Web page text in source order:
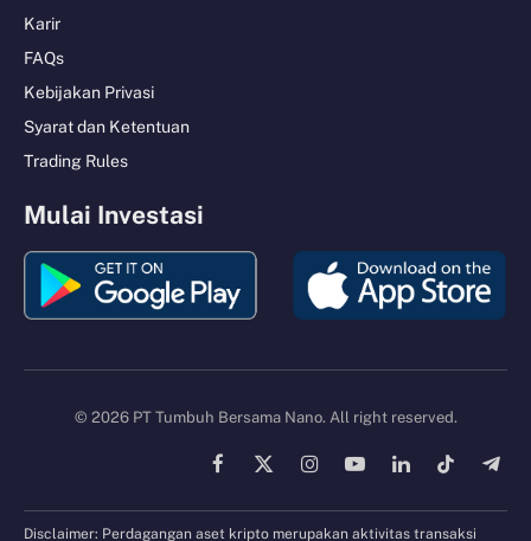
Karir
FAQs
Kebijakan Privasi
Syarat dan Ketentuan
Trading Rules
Mulai Investasi
© 2026 PT Tumbuh Bersama Nano. All right reserved.
Facebook
X
InstagramYouTubeLinkedInTikTok
Disclaimer: Perdagangan aset kripto merupakan aktivitas transaksi